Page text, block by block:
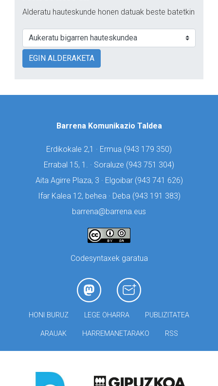
Alderatu hauteskunde honen datuak beste batetkin
EGIN ALDERAKETA
Barrena Komunikazio Taldea
Erdikokale 2,1 · Ermua (943 179 350)
Errabal 15, 1. · Soraluze (943 751 304)
Aita Agirre Plaza, 3 · Elgoibar (943 741 626)
Ifar Kalea 12, behea · Deba (943 191 383)
barrena@barrena.eus
Codesyntaxek garatua
HONI BURUZ LEGE OHARRA PUBLIZITATEA
ARAUAK HARREMANETARAKO RSS